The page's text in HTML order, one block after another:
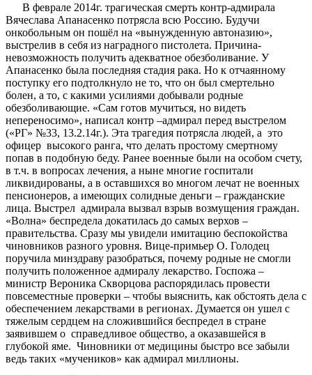
В феврале 2014г. трагическая смерть контр-адмирала
Вячеслава Апанасенко потрясла всю Россию. Будучи
онкобольным он пошёл на «вынужденную автоназию»,
выстрелив в себя из наградного пистолета. Причина-
невозможность получить адекватное обезболивание. У
Апанасенко была последняя стадия рака. Но к отчаянному
поступку его подтолкнуло не то, что он был смертельно
болен, а то, с какими усилиями добывали родные
обезболивающие. «Сам готов мучиться, но видеть
непереносимо», написал контр –адмирал перед выстрелом
(«РГ» №33, 13.2.14г.). Эта трагедия потрясла людей, а это
офицер высокого ранга, что делать простому смертному
попав в подобную беду. Ранее военные были на особом счету,
в т.ч. в вопросах лечения, а ныне многие госпитали
ликвидированы, а в оставшихся во многом лечат не военных
пенсионеров, а имеющих солидные деньги – гражданские
лица. Выстрел адмирала вызвал взрыв возмущения граждан.
«Волна» беспредела докатилась до самых верхов –
правительства. Сразу мы увидели имитацию беспокойства
чиновников разного уровня. Вице-примьер О. Голодец
поручила минздраву разобраться, почему родные не смогли
получить положенное адмиралу лекарство. Госпожа –
министр Вероника Скворцова распорядилась провести
повсеместные проверки – чтобы выяснить, как обстоять дела с
обеспечением лекарствами в регионах. Думается он ушел с
тяжелым сердцем на сложившийся беспредел в стране
заявившем о справедливое общество, а оказавшейся в
глубокой яме. Чиновники от медицины быстро все забыли
ведь таких «мучеников» как адмирал миллионы.